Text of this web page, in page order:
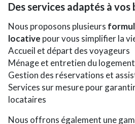
Des services adaptés à vos
Nous proposons plusieurs
locative pour vous simplifier la
Accueil et départ des voyageurs
Ménage et entretien du logement
Gestion des réservations et
Services sur mesure pour
locataires
Nous offrons également une